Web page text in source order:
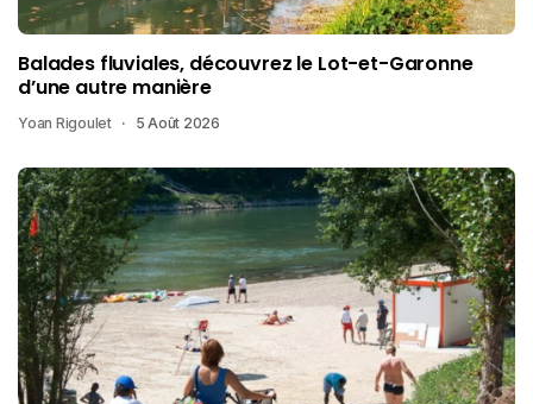
Balades fluviales, découvrez le Lot-et-Garonne
d’une autre manière
Yoan Rigoulet 5 Août 2026